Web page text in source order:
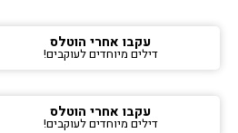
עקבו אחרי הוטלס
דילים מיוחדים לעוקבים!
עקבו אחרי הוטלס
דילים מיוחדים לעוקבים!